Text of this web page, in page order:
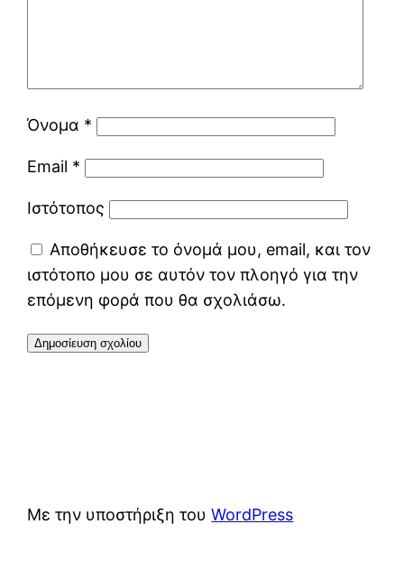
Όνομα *
Email *
Ιστότοπος
Αποθήκευσε το όνομά μου, email, και τον
ιστότοπο μου σε αυτόν τον πλοηγό για την
επόμενη φορά που θα σχολιάσω.
Με την υποστήριξη τουWordPress